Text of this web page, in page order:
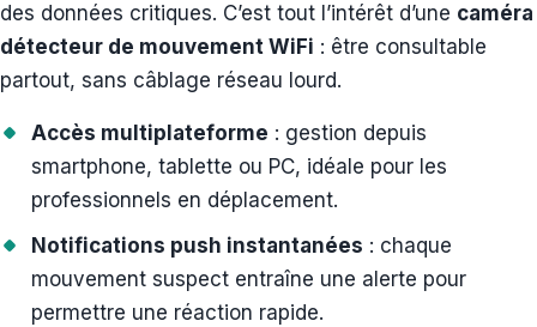
des données critiques. C’est tout l’intérêt d’une caméra
détecteur de mouvement WiFi : être consultable
partout, sans câblage réseau lourd.
Accès multiplateforme : gestion depuis
smartphone, tablette ou PC, idéale pour les
professionnels en déplacement.
Notifications push instantanées : chaque
mouvement suspect entraîne une alerte pour
permettre une réaction rapide.